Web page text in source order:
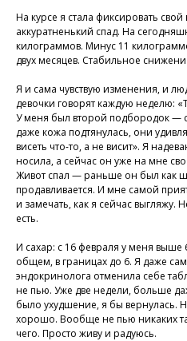
На курсе я стала фиксировать
аккуратненький спад. На
килограммов. Минус 11
двух месяцев. Стабильное
Я и сама чувствую изменения, и
девочки говорят каждую неделю:
У меня был второй подбородок —
даже кожа подтянулась, они
висеть что-то, а не висит». Я
носила, а сейчас он уже на мне
Живот спал — раньше он был как
продавливается. И мне самой
и замечать, как я сейчас выгляжу.
есть.
И сахар: с 16 февраля у меня выше
общем, в границах до 6. Я даже
эндокринолога отменила себе
не пью. Уже две недели, больше
было ухудшение, я бы вернулась.
хорошо. Вообще не пью никаких
чего. Просто живу и радуюсь.